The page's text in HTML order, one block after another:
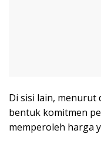
Di sisi lain, menurut
bentuk komitmen
memperoleh harga